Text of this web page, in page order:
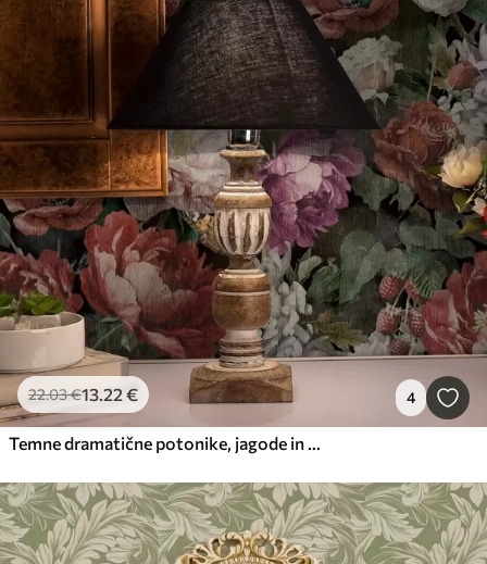
22.03€13.22 € 4
Temne dramatične potonike, jagode in metulj na črnem ozadju